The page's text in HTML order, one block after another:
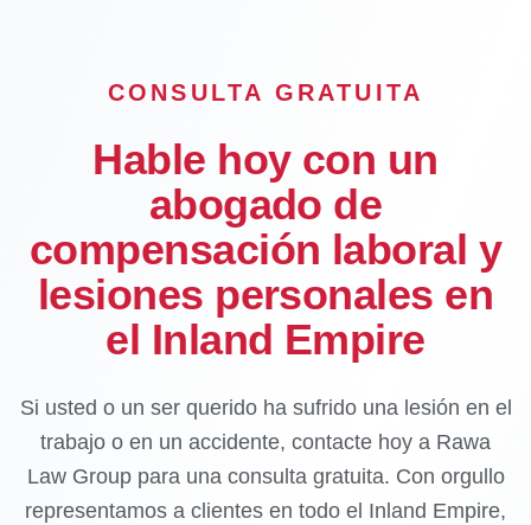
CONSULTA GRATUITA
Hable hoy con un
abogado de
compensación laboral y
lesiones personales en
el Inland Empire
Si usted o un ser querido ha sufrido una lesión en el
trabajo o en un accidente, contacte hoy a Rawa
Law Group para una consulta gratuita. Con orgullo
representamos a clientes en todo el Inland Empire,